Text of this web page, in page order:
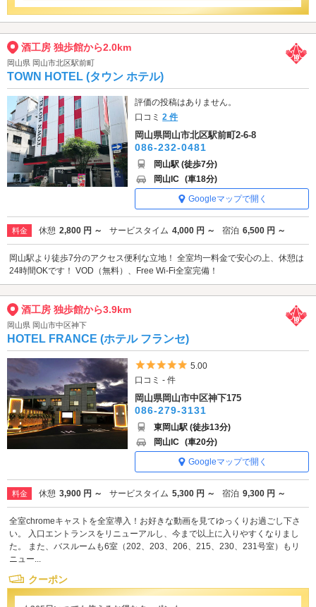
酒工房 独歩館から2.0km
岡山県 岡山市北区駅前町
TOWN HOTEL (タウン ホテル)
評価の投稿はありません。
口コミ2 件
岡山県岡山市北区駅前町2-6-8
086-232-0481
岡山駅 (徒歩7分)
岡山IC (車18分)
Googleマップで開く
料金 休憩 2,800 円 ～ サービスタイム 4,000 円 ～ 宿泊 6,500 円 ～
岡山駅より徒歩7分のアクセス便利な立地！ 全室均一料金で安心の上、休憩は
24時間OKです！ VOD（無料）、Free Wi-Fi全室完備！
酒工房 独歩館から3.9km
岡山県 岡山市中区神下
HOTEL FRANCE (ホテル フランセ)
5つ星のうち5
5.00
口コミ - 件
岡山県岡山市中区神下175
086-279-3131
東岡山駅 (徒歩13分)
岡山IC (車20分)
Googleマップで開く
料金 休憩 3,900 円 ～ サービスタイム 5,300 円 ～ 宿泊 9,300 円 ～
全室chromeキャストを全室導入！お好きな動画を見てゆっくりお過ごし下さ
い。 入口エントランスをリニューアルし、今まで以上に入りやすくなりまし
た。 また、バスルームも6室（202、203、206、215、230、231号室）もリ
ニュー...
クーポン